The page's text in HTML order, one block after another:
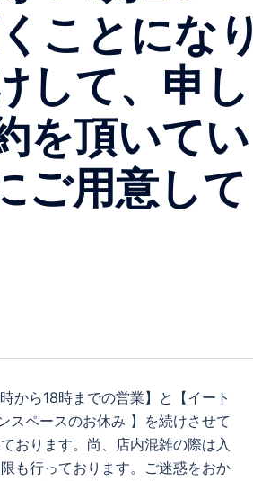
ことになり
して、申し
を頂いてい
ご用意して
時から18時までの営業】と【イート
スペースのお休み 】を続けさせて
おります。尚、店内混雑の際は入
も行っております。ご迷惑をおか